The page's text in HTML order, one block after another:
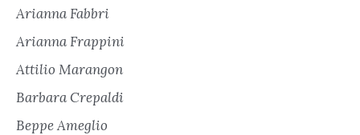
Arianna Fabbri
Arianna Frappini
Attilio Marangon
Barbara Crepaldi
Beppe Ameglio